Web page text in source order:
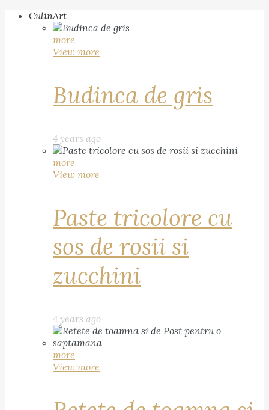
CulinArt
more
View more
Budinca de gris
4 years ago
more
View more
Paste tricolore cu
sos de rosii si
zucchini
4 years ago
more
View more